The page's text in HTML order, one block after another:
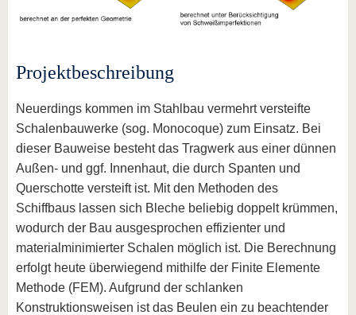
Projektbeschreibung
Neuerdings kommen im Stahlbau vermehrt versteifte
Schalenbauwerke (sog. Monocoque) zum Einsatz. Bei
dieser Bauweise besteht das Tragwerk aus einer dünnen
Außen- und ggf. Innenhaut, die durch Spanten und
Querschotte versteift ist. Mit den Methoden des
Schiffbaus lassen sich Bleche beliebig doppelt krümmen,
wodurch der Bau ausgesprochen effizienter und
materialminimierter Schalen möglich ist. Die Berechnung
erfolgt heute überwiegend mithilfe der Finite Elemente
Methode (FEM). Aufgrund der schlanken
Konstruktionsweisen ist das Beulen ein zu beachtender